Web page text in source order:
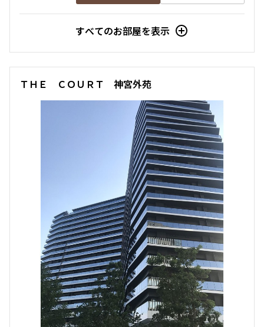
すべてのお部屋を表示
ＴＨＥ ＣＯＵＲＴ 神宮外苑